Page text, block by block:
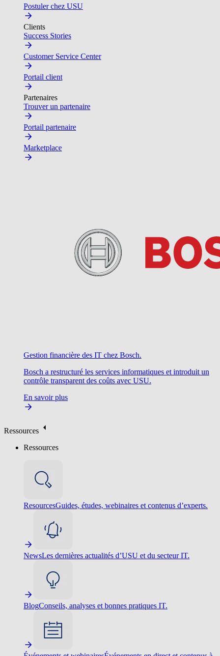
Postuler chez USU
Clients
Success Stories
Customer Service Center
Portail client
Partenaires
Trouver un partenaire
Portail partenaire
Marketplace
Gestion financière des IT chez Bosch.
Bosch a restructuré les services informatiques et introduit un
contrôle transparent des coûts avec USU.
En savoir plus
Ressources
Ressources
ResourcesGuides, études, webinaires et contenus d’experts.
NewsLes dernières actualités d’USU et du secteur IT.
BlogConseils, analyses et bonnes pratiques IT.